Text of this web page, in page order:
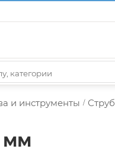
и инструменты /
мм